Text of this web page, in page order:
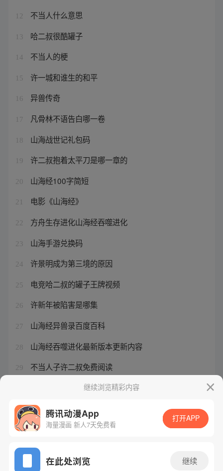
12 不当人什么意思
13 哈二叔很酷罐子
14 不当人的梗
15 许一城和谁生的和平
16 异兽传奇
17 凡骨林不语告白哪一卷
18 山海战世记礼包码
19 许二叔抱着太平刀是哪一章的
20 山海经100字简短
21 电影《山海经》
22 方舟生存进化山海经吞噬进化
23 山海手游兑换码
24 许景明成为第三境的原因
25 电竞哈二叔的罐子王牌视频
26 许新年被陷害是哪集
27 山海经异兽录百度百科
28 山海经吞噬进化最新版本更新内容
29 不当人子许二叔免费阅读
继续浏览精彩内容
腾讯动漫App
海量漫画 新人7天免费看
打开APP
在此处浏览 继续
网站备案/许可证号：粤B2-20090059-5